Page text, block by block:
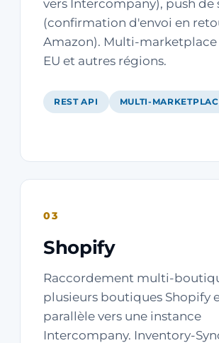
vers Intercompany), push de
(confirmation d'envoi en
Amazon). Multi-marketplace
EU et autres régions.
REST API MULTI-
03
Shopify
Raccordement multi-
plusieurs boutiques Shopify
parallèle vers une instance
Intercompany. Inventory-